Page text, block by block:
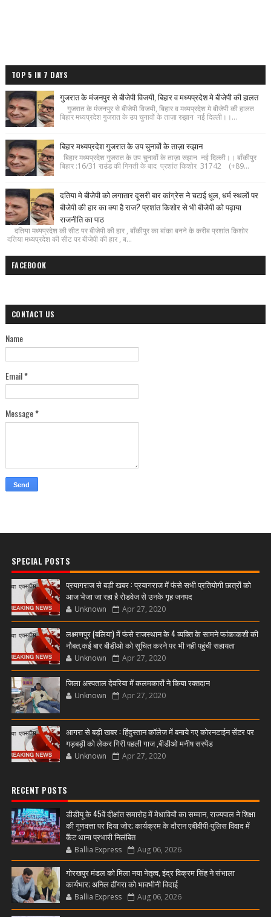
TOP 5 IN 7 DAYS
गुजरात के मंजनपुर से बीजेपी विजयी, बिहार व मध्यप्रदेश मे बीजेपी की हालत
गुजरात के मंजनपुर से बीजेपी विजयी, बिहार व मध्यप्रदेश मे बीजेपी की हालत
बिहार मध्यप्रदेश गुजरात के उप चुनावों के ताज़ा रुझान नई दिल्ली।।...
बिहार मध्यप्रदेश गुजरात के उप चुनावों के ताज़ा रुझान
बिहार मध्यप्रदेश गुजरात के उप चुनावों के ताज़ा रुझान नई दिल्ली।। बाँकीपुर
बिहार :16/31 राउंड की गिनती के बाद प्रशांत किशोर 31742 (+89...
दतिया मे बीजेपी को लगातार दूसरी बार कांग्रेस ने चटाई धूल, धर्म स्थलों पर
बीजेपी की हार का क्या है राज? प्रशांत किशोर से भी बीजेपी को पढ़ाया
राजनीति का पाठ
दतिया मध्यप्रदेश की सीट पर बीजेपी की हार , बाँकीपुर का बांका बनने के करीब प्रशांत किशोर
दतिया मध्यप्रदेश की सीट पर बीजेपी की हार , ब...
FACEBOOK
CONTACT US
Name
Email*
Message*
SPECIAL POSTS
प्रयागराज से बड़ी खबर : प्रयागराज में फंसे सभी प्रतियोगी छात्रों को
आज भेजा जा रहा है रोडवेज से उनके गृह जनपद
Unknown Apr 27, 2020
लक्ष्मणपुर (बलिया) में फंसे राजस्थान के 4 व्यक्ति के सामने फांकाकशी की
नौबत,कई बार बीडीओ को सूचित करने पर भी नही पहुंची सहायता
Unknown Apr 27, 2020
जिला अस्पताल देवरिया में कलमकारों ने किया रक्तदान
Unknown Apr 27, 2020
आगरा से बड़ी खबर : हिंदुस्तान कॉलेज में बनाये गए कोरनटाईन सेंटर पर
गड़बड़ी को लेकर गिरी पहली गाज ,बीडीओ मनीष सस्पेंड
Unknown Apr 27, 2020
RECENT POSTS
डीडीयू के 45वें दीक्षांत समारोह में मेधावियों का सम्मान, राज्यपाल ने शिक्षा
की गुणवत्ता पर दिया जोर; कार्यक्रम के दौरान एबीवीपी-पुलिस विवाद में
कैंट थाना प्रभारी निलंबित
Ballia Express Aug 06, 2026
गोरखपुर मंडल को मिला नया नेतृत्व, इंद्र विक्रम सिंह ने संभाला
कार्यभार; अनिल ढींगरा को भावभीनी विदाई
Ballia Express Aug 06, 2026